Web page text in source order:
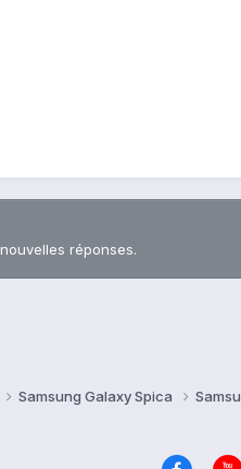
réponses.
Samsung Galaxy Spica